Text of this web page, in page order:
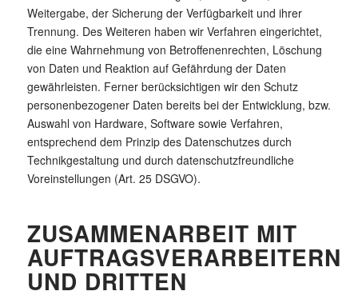
Weitergabe, der Sicherung der Verfügbarkeit und ihrer
Trennung. Des Weiteren haben wir Verfahren eingerichtet,
die eine Wahrnehmung von Betroffenenrechten, Löschung
von Daten und Reaktion auf Gefährdung der Daten
gewährleisten. Ferner berücksichtigen wir den Schutz
personenbezogener Daten bereits bei der Entwicklung, bzw.
Auswahl von Hardware, Software sowie Verfahren,
entsprechend dem Prinzip des Datenschutzes durch
Technikgestaltung und durch datenschutzfreundliche
Voreinstellungen (Art. 25 DSGVO).
ZUSAMMENARBEIT MIT
AUFTRAGSVERARBEITERN
UND DRITTEN